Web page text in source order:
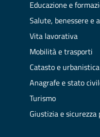
Educazione e
Salute, benessere e
Vita lavorativa
Mobilità e trasporti
Catasto e urbanistica
Anagrafe e stato
Turismo
Giustizia e sicurezza